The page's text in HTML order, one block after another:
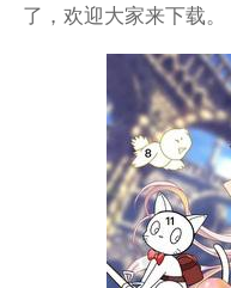
了，欢迎大家来下载。